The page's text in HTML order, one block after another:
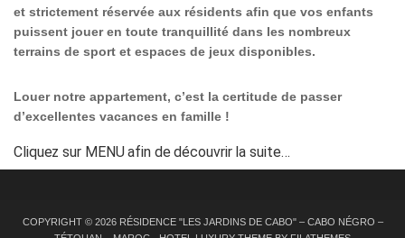
et strictement réservée aux résidents afin que vos enfants
puissent jouer en toute tranquillité dans les nombreux
terrains de sport et espaces de jeux disponibles.
Louer notre appartement, c’est la certitude de passer
d’excellentes vacances en famille !
Cliquez sur MENU afin de découvrir la suite…
COPYRIGHT © 2026 RÉSIDENCE "LES JARDINS DE CABO" – CABO NÉGRO –